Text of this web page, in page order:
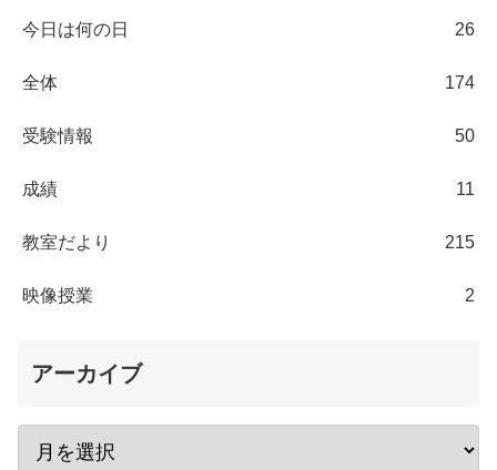
今日は何の日 26
全体 174
受験情報 50
成績 11
教室だより 215
映像授業 2
アーカイブ